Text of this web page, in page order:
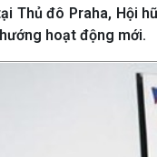
Thủ đô Praha, Hội
hoạt động mới.